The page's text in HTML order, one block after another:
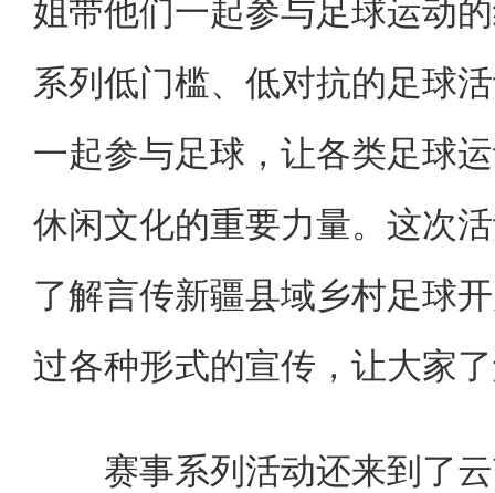
姐带他们一起参与足球运动
系列低门槛、低对抗的足球
一起参与足球，让各类足球
休闲文化的重要力量。这次
了解言传新疆县域乡村足球
过各种形式的宣传，让大家
赛事系列活动还来到了云